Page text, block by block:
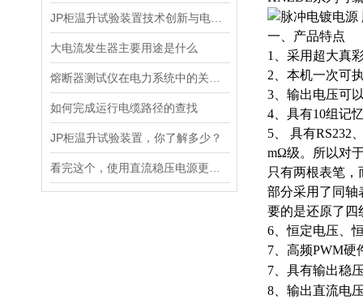
大电流发生器主要用途是什么
如何完成运行电缆路径的查找
JP柜温升试验装置，你了解多少？
一、产品特点
1、采用超大真
2、本机一次可
3、输出电压可
4、具有10组记
5、 具有RS232
mΩ级。所以对
只有两根表笔
部分采用了同轴
要的是还原了四
6、恒定电压、
7、高频PWM硬
7、具有输出稳
8、输出直流电